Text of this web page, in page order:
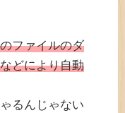
ファイルのダ
どにより自動
るんじゃない